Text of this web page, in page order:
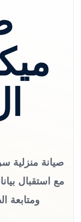
صيانة منزلية
مع استقبال
ومتابعة